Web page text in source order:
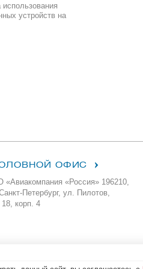
устройств на
ОФИС
«Авиакомпания «Россия» 196210,
Петербург, ул. Пилотов,
18, корп. 4